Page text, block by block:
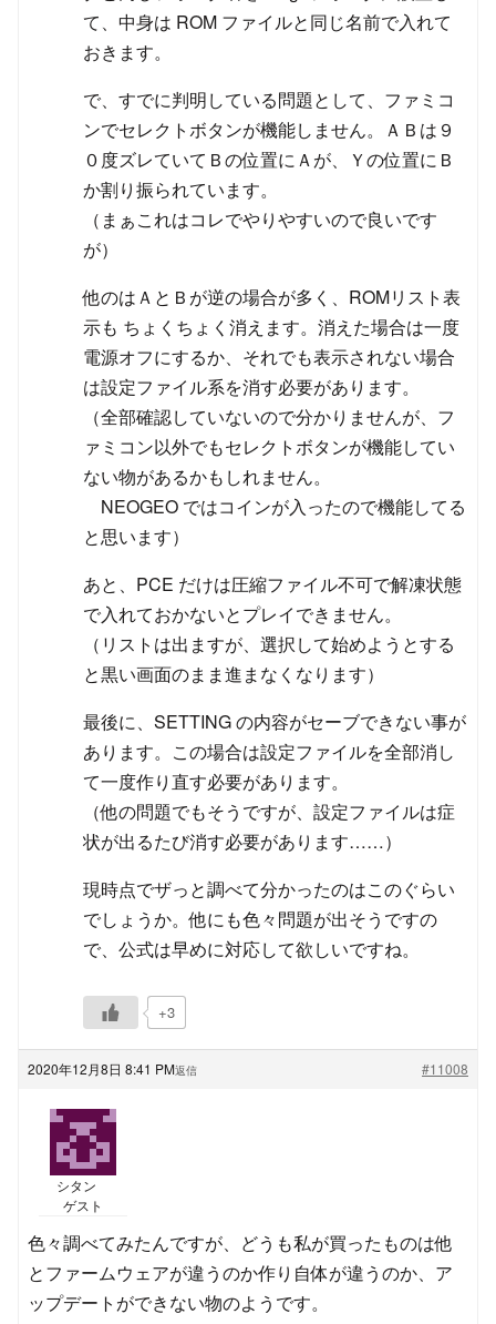
て、中身は ROM ファイルと同じ名前で入れて
おきます。
で、すでに判明している問題として、ファミコ
ンでセレクトボタンが機能しません。ＡＢは９
０度ズレていてＢの位置にＡが、Ｙの位置にＢ
か割り振られています。
（まぁこれはコレでやりやすいので良いです
が）
他のはＡとＢが逆の場合が多く、ROMリスト表
示も ちょくちょく消えます。消えた場合は一度
電源オフにするか、それでも表示されない場合
は設定ファイル系を消す必要があります。
（全部確認していないので分かりませんが、フ
ァミコン以外でもセレクトボタンが機能してい
ない物があるかもしれません。
NEOGEO ではコインが入ったので機能してる
と思います）
あと、PCE だけは圧縮ファイル不可で解凍状態
で入れておかないとプレイできません。
（リストは出ますが、選択して始めようとする
と黒い画面のまま進まなくなります）
最後に、SETTING の内容がセーブできない事が
あります。この場合は設定ファイルを全部消し
て一度作り直す必要があります。
（他の問題でもそうですが、設定ファイルは症
状が出るたび消す必要があります……）
現時点でザっと調べて分かったのはこのぐらい
でしょうか。他にも色々問題が出そうですの
で、公式は早めに対応して欲しいですね。
+3
2020年12月8日 8:41 PM #11008
返信
シタン
ゲスト
色々調べてみたんですが、どうも私が買ったものは他
とファームウェアが違うのか作り自体が違うのか、ア
ップデートができない物のようです。